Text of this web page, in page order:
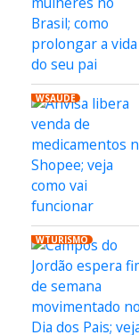
WSAÚDE
WTURISMO